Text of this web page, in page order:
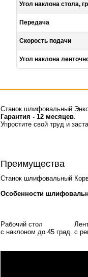
Угол наклона стола,
Передача
Скорость подачи
Угол наклона
Станок шлифовальный
Гарантия - 12 месяцев.
Упростите свой труд и
Преимущества
Станок шлифовальный
Особенности
Рабочий стол
с наклоном до 45 град. с